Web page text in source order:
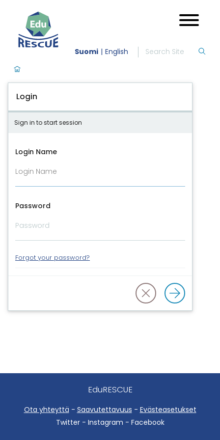
Suomi English
Login
Sign in to start session
Login Name
Password
Forgot your password?
EduRESCUE
Ota yhteyttä - Saavutettavuus - Evästeasetukset
Twitter - Instagram - Facebook